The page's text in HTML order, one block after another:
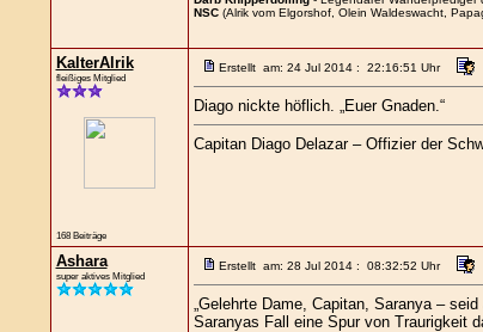
NSC(Alrik vom Elgorshof, Olein Waldeswacht,
KalterAlrik
fleißiges Mitglied
168 Beiträge
Erstellt am: 24 Jul 2014 : 22:16:51 Uhr
Diago nickte höflich. „Euer Gnaden.“
Capitan Diago Delazar – Offizier der
Ashara
super aktives Mitglied
Erstellt am: 28 Jul 2014 : 08:32:52 Uhr
„Gelehrte Dame, Capitan, Saranya –
Saranyas Fall eine Spur von Traurigkeit